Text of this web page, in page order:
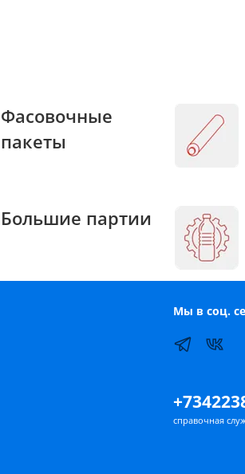
Фасовочные
пакеты
Большие партии
Мы в соц.
справочная